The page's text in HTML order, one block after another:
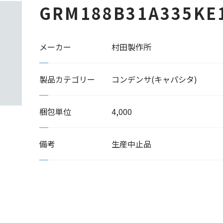
メーカー 村田製作所
製品カテゴリー コンデンサ(キャパシタ)
梱包単位 4,000
備考 生産中止品